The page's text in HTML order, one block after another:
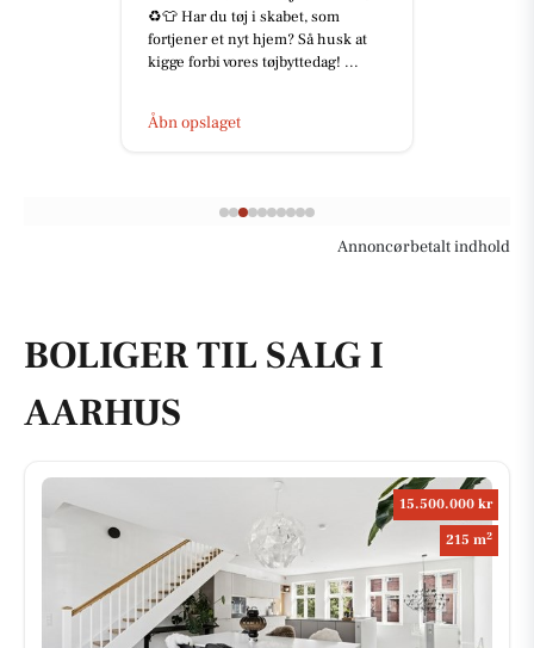
♻️👕 Har du tøj i skabet, som
fortjener et nyt hjem? Så husk at
kigge forbi vores tøjbyttedag! ...
Åbn opslaget
Annoncørbetalt indhold
BOLIGER TIL SALG I
AARHUS
15.500.000 kr
215 m2